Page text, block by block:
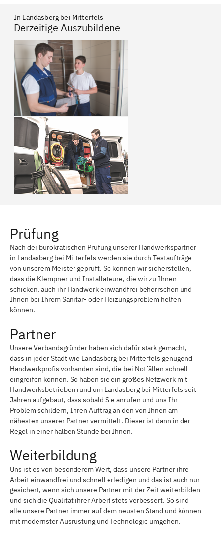
In Landasberg bei Mitterfels
Derzeitige Auszubildene
Prüfung
Nach der bürokratischen Prüfung unserer Handwerkspartner
in Landasberg bei Mitterfels werden sie durch Testaufträge
von unserem Meister geprüft. So können wir sicherstellen,
dass die Klempner und Installateure, die wir zu Ihnen
schicken, auch ihr Handwerk einwandfrei beherrschen und
Ihnen bei Ihrem Sanitär- oder Heizungsproblem helfen
können.
Partner
Unsere Verbandsgründer haben sich dafür stark gemacht,
dass in jeder Stadt wie Landasberg bei Mitterfels genügend
Handwerkprofis vorhanden sind, die bei Notfällen schnell
eingreifen können. So haben sie ein großes Netzwerk mit
Handwerksbetrieben rund um Landasberg bei Mitterfels seit
Jahren aufgebaut, dass sobald Sie anrufen und uns Ihr
Problem schildern, Ihren Auftrag an den von Ihnen am
nähesten unserer Partner vermittelt. Dieser ist dann in der
Regel in einer halben Stunde bei Ihnen.
Weiterbildung
Uns ist es von besonderem Wert, dass unsere Partner ihre
Arbeit einwandfrei und schnell erledigen und das ist auch nur
gesichert, wenn sich unsere Partner mit der Zeit weiterbilden
und sich die Qualität ihrer Arbeit stets verbessert. So sind
alle unsere Partner immer auf dem neusten Stand und können
mit modernster Ausrüstung und Technologie umgehen.